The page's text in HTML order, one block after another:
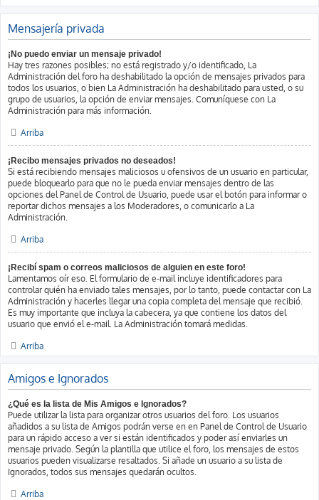
Mensajería privada
¡No puedo enviar un mensaje privado!
Hay tres razones posibles; no está registrado y/o identificado, La
Administración del foro ha deshabilitado la opción de mensajes privados para
todos los usuarios, o bien La Administración ha deshabilitado para usted, o su
grupo de usuarios, la opción de enviar mensajes. Comuníquese con La
Administración para más información.
Arriba
¡Recibo mensajes privados no deseados!
Si está recibiendo mensajes maliciosos u ofensivos de un usuario en particular,
puede bloquearlo para que no le pueda enviar mensajes dentro de las
opciones del Panel de Control de Usuario, puede usar el botón para informar o
reportar dichos mensajes a los Moderadores, o comunicarlo a La
Administración.
Arriba
¡Recibí spam o correos maliciosos de alguien en este foro!
Lamentamos oír eso. El formulario de e-mail incluye identificadores para
controlar quién ha enviado tales mensajes, por lo tanto, puede contactar con La
Administración y hacerles llegar una copia completa del mensaje que recibió.
Es muy importante que incluya la cabecera, ya que contiene los datos del
usuario que envió el e-mail. La Administración tomará medidas.
Arriba
Amigos e Ignorados
¿Qué es la lista de Mis Amigos e Ignorados?
Puede utilizar la lista para organizar otros usuarios del foro. Los usuarios
añadidos a su lista de Amigos podrán verse en en Panel de Control de Usuario
para un rápido acceso a ver si están identificados y poder así enviarles un
mensaje privado. Según la plantilla que utilice el foro, los mensajes de estos
usuarios pueden visualizarse resaltados. Si añade un usuario a su lista de
Ignorados, todos sus mensajes quedarán ocultos.
Arriba